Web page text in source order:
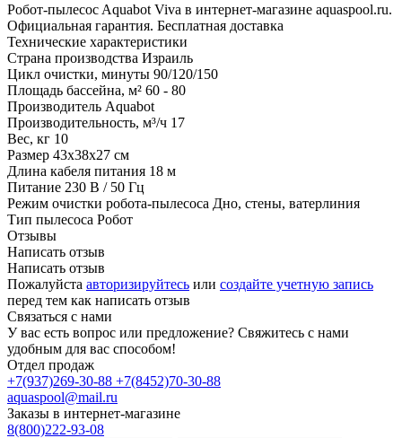
Робот-пылесоc Aquabot Viva в интернет-магазине aquaspool.ru.
Официальная гарантия. Бесплатная доставка
Технические характеристики
Страна производства Израиль
Цикл очистки, минуты 90/120/150
Площадь бассейна, м² 60 - 80
Производитель Aquabot
Производительность, м³/ч 17
Вес, кг 10
Размер 43х38х27 см
Длина кабеля питания 18 м
Питание 230 В / 50 Гц
Режим очистки робота-пылесоса Дно, стены, ватерлиния
Тип пылесоса Робот
Отзывы
Написать отзыв
Написать отзыв
Пожалуйста авторизируйтесь или создайте учетную запись
перед тем как написать отзыв
Связаться с нами
У вас есть вопрос или предложение? Свяжитесь с нами
удобным для вас способом!
Отдел продаж
+7(937)269-30-88 +7(8452)70-30-88
aquaspool@mail.ru
Заказы в интернет-магазине
8(800)222-93-08